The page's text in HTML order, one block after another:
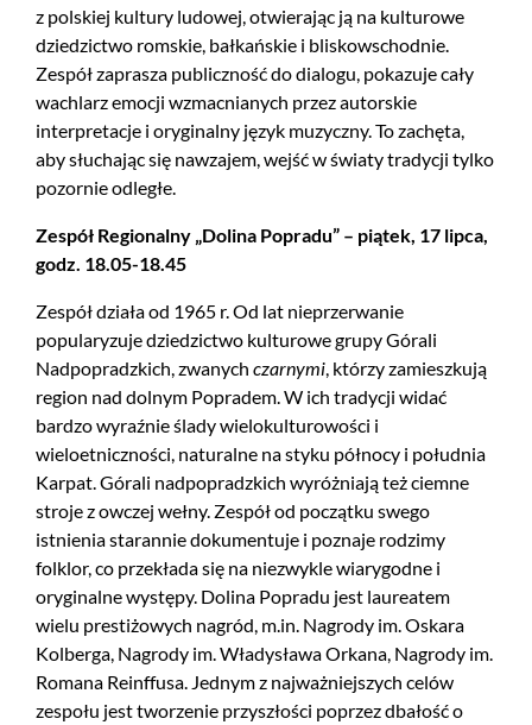
z polskiej kultury ludowej, otwierając ją na kulturowe
dziedzictwo romskie, bałkańskie i bliskowschodnie.
Zespół zaprasza publiczność do dialogu, pokazuje cały
wachlarz emocji wzmacnianych przez autorskie
interpretacje i oryginalny język muzyczny. To zachęta,
aby słuchając się nawzajem, wejść w światy tradycji tylko
pozornie odległe.
Zespół Regionalny „Dolina Popradu” – piątek, 17 lipca,
godz. 18.05-18.45
Zespół działa od 1965 r. Od lat nieprzerwanie
popularyzuje dziedzictwo kulturowe grupy Górali
Nadpopradzkich, zwanych czarnymi , którzy zamieszkują
region nad dolnym Popradem. W ich tradycji widać
bardzo wyraźnie ślady wielokulturowości i
wieloetniczności, naturalne na styku północy i południa
Karpat. Górali nadpopradzkich wyróżniają też ciemne
stroje z owczej wełny. Zespół od początku swego
istnienia starannie dokumentuje i poznaje rodzimy
folklor, co przekłada się na niezwykle wiarygodne i
oryginalne występy. Dolina Popradu jest laureatem
wielu prestiżowych nagród, m.in. Nagrody im. Oskara
Kolberga, Nagrody im. Władysława Orkana, Nagrody im.
Romana Reinffusa. Jednym z najważniejszych celów
zespołu jest tworzenie przyszłości poprzez dbałość o